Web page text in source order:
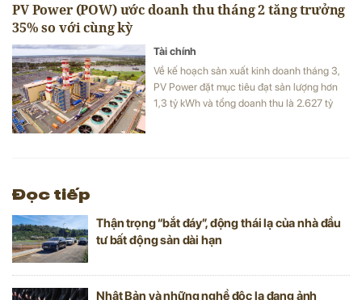
PV Power (POW) ước doanh thu tháng 2 tăng trưởng
35% so với cùng kỳ
Tài chính
Về kế hoạch sản xuất kinh doanh tháng 3,
PV Power đặt mục tiêu đạt sản lượng hơn
1,3 tỷ kWh và tổng doanh thu là 2.627 tỷ
Đọc tiếp
Thận trọng “bắt đáy”, động thái lạ của nhà đầu
tư bất động sản dài hạn
Nhật Bản và những nghề độc lạ đang ảnh